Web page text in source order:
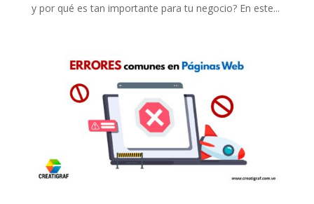
y por qué es tan importante para tu negocio? En este...